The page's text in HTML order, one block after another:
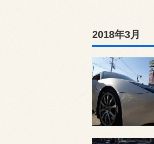
2018年3月